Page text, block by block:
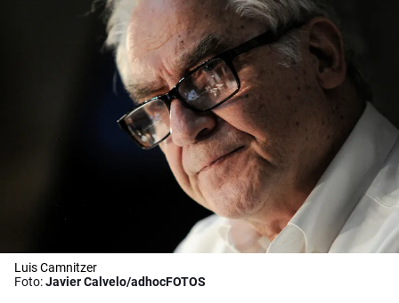
Luis Camnitzer
Foto:Javier Calvelo/adhocFOTOS